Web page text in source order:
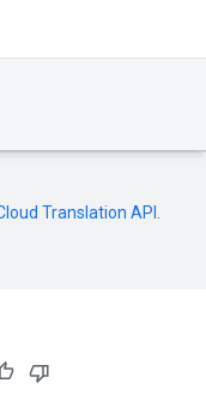
Translation API